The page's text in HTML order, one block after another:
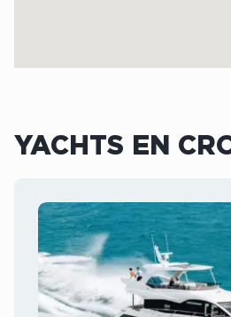
YACHTS EN